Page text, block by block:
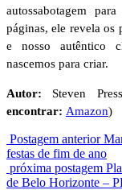
autossabotagem
páginas, ele revela os
e nosso autêntico
nascemos para criar.
Autor: Steven
encontrar: Amazon)
Postagem anterior
festas de fim de ano
próxima postagem
de Belo Horizonte –